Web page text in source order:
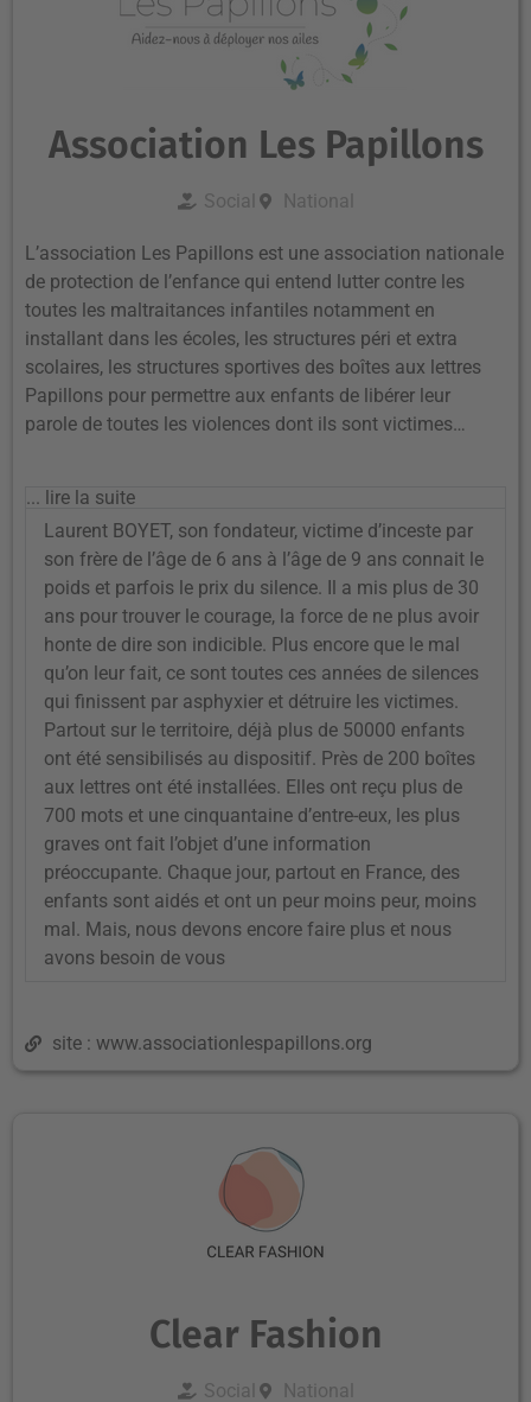
Association Les Papillons
Social National
L’association Les Papillons est une association nationale
de protection de l’enfance qui entend lutter contre les
toutes les maltraitances infantiles notamment en
installant dans les écoles, les structures péri et extra
scolaires, les structures sportives des boîtes aux lettres
Papillons pour permettre aux enfants de libérer leur
parole de toutes les violences dont ils sont victimes…
... lire la suite
Laurent BOYET, son fondateur, victime d’inceste par
son frère de l’âge de 6 ans à l’âge de 9 ans connait le
poids et parfois le prix du silence. Il a mis plus de 30
ans pour trouver le courage, la force de ne plus avoir
honte de dire son indicible. Plus encore que le mal
qu’on leur fait, ce sont toutes ces années de silences
qui finissent par asphyxier et détruire les victimes.
Partout sur le territoire, déjà plus de 50000 enfants
ont été sensibilisés au dispositif. Près de 200 boîtes
aux lettres ont été installées. Elles ont reçu plus de
700 mots et une cinquantaine d’entre-eux, les plus
graves ont fait l’objet d’une information
préoccupante. Chaque jour, partout en France, des
enfants sont aidés et ont un peur moins peur, moins
mal. Mais, nous devons encore faire plus et nous
avons besoin de vous
site : www.associationlespapillons.org
Clear Fashion
Social National